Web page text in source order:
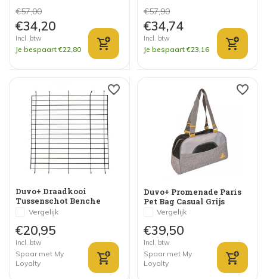
€57,00
€34,20
Incl. btw
Je bespaart €22,80
€57,90
€34,74
Incl. btw
Je bespaart €23,16
Duvo+ Draadkooi
Tussenschot Benche
Zwart
Vergelijk
€20,95
Incl. btw
Spaar met My
Loyalty
Duvo+ Promenade Paris
Pet Bag Casual Grijs
Vergelijk
€39,50
Incl. btw
Spaar met My
Loyalty